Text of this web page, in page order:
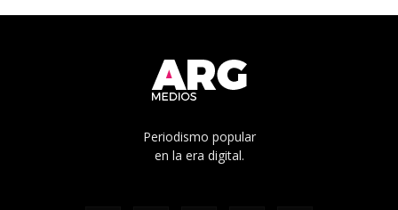
Periodismo popular
en la era digital.